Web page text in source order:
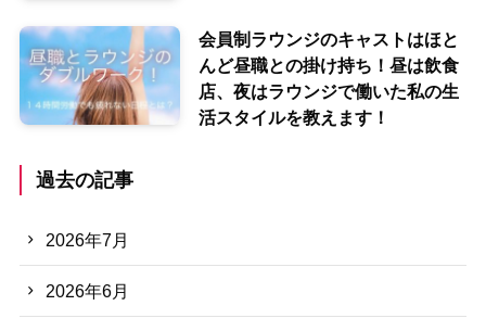
会員制ラウンジのキャストはほと
んど昼職との掛け持ち！昼は飲食
店、夜はラウンジで働いた私の生
活スタイルを教えます！
過去の記事
2026年7月
2026年6月